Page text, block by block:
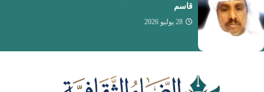
قاسم
28 يوليو 2026